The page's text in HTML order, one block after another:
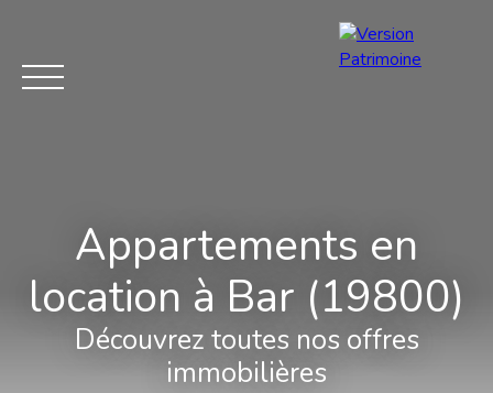
Menu
Estimation
Appartements en
location à Bar (19800)
Découvrez toutes nos offres
immobilières